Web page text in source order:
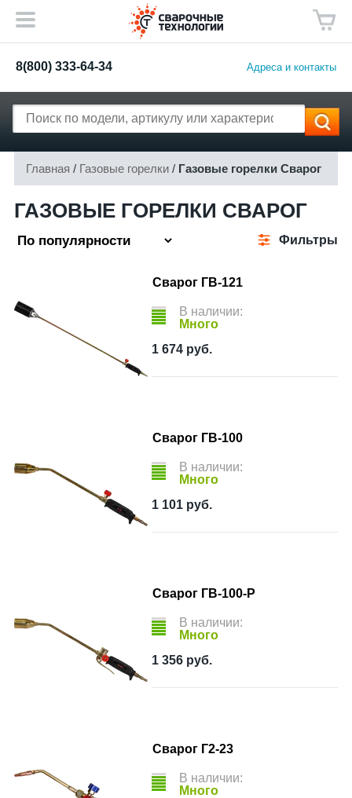
8(800) 333-64-34 Адреса и контакты
Главная / Газовые горелки / Газовые горелки Сварог
ГАЗОВЫЕ ГОРЕЛКИ СВАРОГ
Фильтры
Сварог ГВ-121
В наличии:
Много
1 674 руб.
Сварог ГВ-100
В наличии:
Много
1 101 руб.
Сварог ГВ-100-Р
В наличии:
Много
1 356 руб.
Сварог Г2-23
В наличии:
Много